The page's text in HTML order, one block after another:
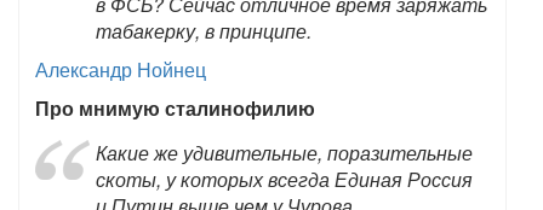
табакерку, в принципе.
Александр Нойнец
Про мнимую сталинофилию
Какие же удивительные, поразительные
скоты, у которых всегда Единая Россия